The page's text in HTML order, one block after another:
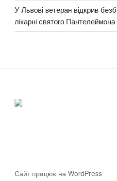
У Львові ветеран відкрив
лікарні святого Пантелеймона
Сайт працює на WordPress